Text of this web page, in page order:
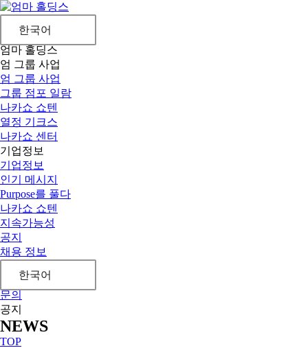
한국어
엄마 홀딩스
엄 그룹 사업
엄 그룹 사업
그룹 점포 일람
나카쇼 쇼텐
열정 기크스
나카쇼 센터
기업정보
기업정보
인기 메시지
Purpose를 풀다
나카쇼 쇼텐
지속가능성
공지
채용 정보
한국어
문의
공지
NEWS
TOP